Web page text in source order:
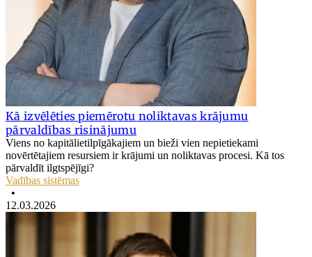
Kā izvēlēties piemērotu noliktavas krājumu
pārvaldības risinājumu
Viens no kapitālietilpīgākajiem un bieži vien nepietiekami
novērtētajiem resursiem ir krājumi un noliktavas procesi. Kā tos
pārvaldīt ilgtspējīgi?
Vadības sistēmas
•
12.03.2026